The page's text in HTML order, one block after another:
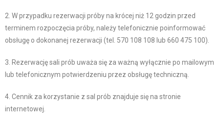
2. W przypadku rezerwacji próby na krócej niż 12 godzin przed
terminem rozpoczęcia próby, należy telefonicznie poinformować
obsługę o dokonanej rezerwacji (tel. 570 108 108 lub 660 475 100).
3. Rezerwację sali prób uważa się za ważną wyłącznie po mailowym
lub telefonicznym potwierdzeniu przez obsługę techniczną.
4. Cennik za korzystanie z sal prób znajduje się na stronie
internetowej.